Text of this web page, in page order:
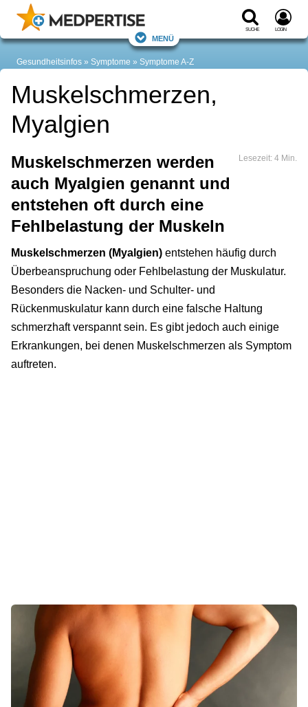
Suche Login
Menü
Gesundheitsinfos Symptome Symptome A-Z
Muskelschmerzen,
Myalgien
Lesezeit: 4 Min.
Muskelschmerzen werden
auch Myalgien genannt und
entstehen oft durch eine
Fehlbelastung der Muskeln
Muskelschmerzen (Myalgien) entstehen häufig durch
Überbeanspruchung oder Fehlbelastung der Muskulatur.
Besonders die Nacken- und Schulter- und
Rückenmuskulatur kann durch eine falsche Haltung
schmerzhaft verspannt sein. Es gibt jedoch auch einige
Erkrankungen, bei denen Muskelschmerzen als Symptom
auftreten.